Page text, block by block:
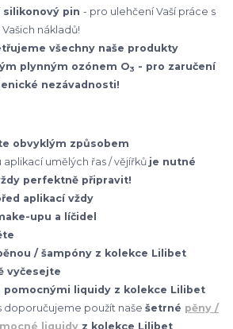
silikonový pin - pro ulehčení Vaší práce s
nákladů!
všechny naše produkty
plynným ozónem O3 - pro zaručení
nezávadnosti!
obvyklým způsobem
umělých řas / vějířků je nutné
perfektně připravit!
aplikací vždy
upu a líčidel
/ šampóny z kolekce Lilibet
vyčesejte
pomocnými liquidy z kolekce Lilibet
doporučujeme použít naše šetrné pěny /
liquidy z kolekce Lilibet